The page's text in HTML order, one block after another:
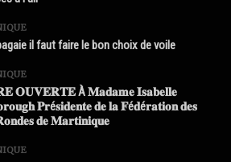
il faut faire le bon choix de voile
𝐎𝐔𝐕𝐄𝐑𝐓𝐄 À 𝐌𝐚𝐝𝐚𝐦𝐞 𝐈𝐬𝐚𝐛𝐞𝐥𝐥𝐞
𝐏𝐫é𝐬𝐢𝐝𝐞𝐧𝐭𝐞 𝐝𝐞 𝐥𝐚 𝐅é𝐝é𝐫𝐚𝐭𝐢𝐨𝐧 𝐝𝐞𝐬
𝐝𝐞 𝐌𝐚𝐫𝐭𝐢𝐧𝐢𝐪𝐮𝐞